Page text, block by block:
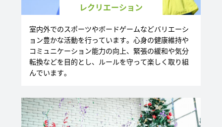
レクリエーション
室内外でのスポーツやボードゲームなどバリエーシ
ョン豊かな活動を行っています。心身の健康維持や
コミュニケーション能力の向上、緊張の緩和や気分
転換などを目的とし、ルールを守って楽しく取り組
んでいます。